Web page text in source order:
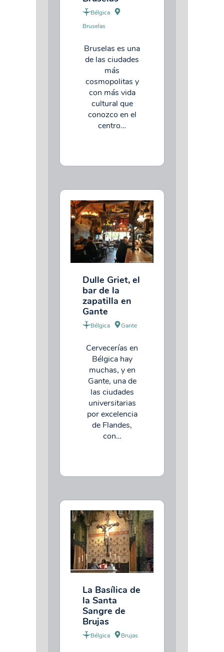
Bélgica
Bruselas
Bruselas es una
de las ciudades
más
cosmopolitas y
con más vida
cultural que
conozco en el
centro…
Dulle Griet, el
bar de la
zapatilla en
Gante
Bélgica Gante
Cervecerías en
Bélgica hay
muchas, y en
Gante, una de
las ciudades
universitarias
por excelencia
de Flandes,
con…
La Basílica de
la Santa
Sangre de
Brujas
Bélgica Brujas